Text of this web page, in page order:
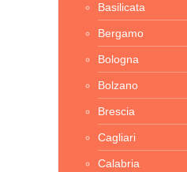
Basilicata
Bergamo
Bologna
Bolzano
Brescia
Cagliari
Calabria